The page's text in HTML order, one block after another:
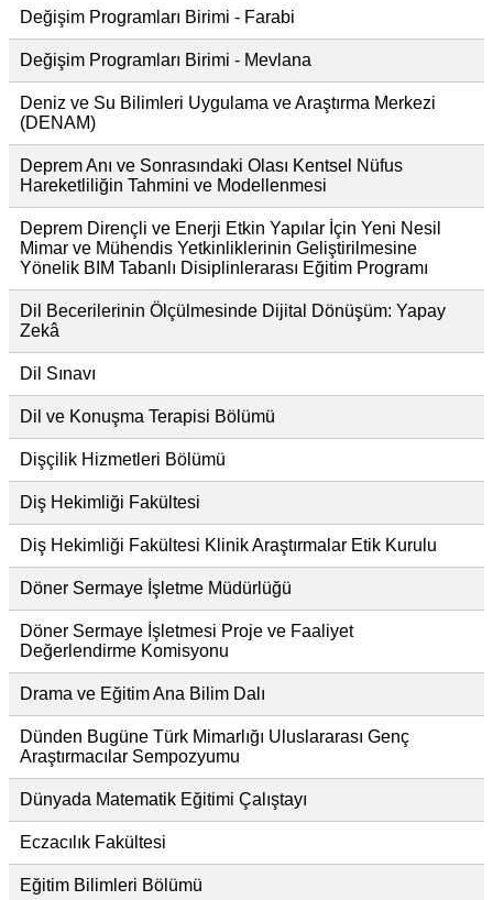
Değişim Programları Birimi - Farabi
Değişim Programları Birimi - Mevlana
Deniz ve Su Bilimleri Uygulama ve Araştırma Merkezi
(DENAM)
Deprem Anı ve Sonrasındaki Olası Kentsel Nüfus
Hareketliliğin Tahmini ve Modellenmesi
Deprem Dirençli ve Enerji Etkin Yapılar İçin Yeni Nesil
Mimar ve Mühendis Yetkinliklerinin Geliştirilmesine
Yönelik BIM Tabanlı Disiplinlerarası Eğitim Programı
Dil Becerilerinin Ölçülmesinde Dijital Dönüşüm: Yapay
Zekâ
Dil Sınavı
Dil ve Konuşma Terapisi Bölümü
Dişçilik Hizmetleri Bölümü
Diş Hekimliği Fakültesi
Diş Hekimliği Fakültesi Klinik Araştırmalar Etik Kurulu
Döner Sermaye İşletme Müdürlüğü
Döner Sermaye İşletmesi Proje ve Faaliyet
Değerlendirme Komisyonu
Drama ve Eğitim Ana Bilim Dalı
Dünden Bugüne Türk Mimarlığı Uluslararası Genç
Araştırmacılar Sempozyumu
Dünyada Matematik Eğitimi Çalıştayı
Eczacılık Fakültesi
Eğitim Bilimleri Bölümü